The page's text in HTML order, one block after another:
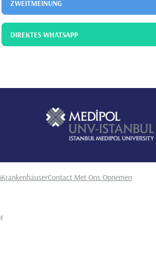
ZWEITMEINUNG
DIREKTES WHATSAPP
KrankenhäuserContact Met Ons Opnemen